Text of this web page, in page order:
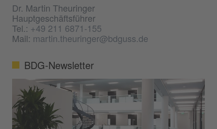
Dr. Martin Theuringer
Hauptgeschäftsführer
Tel.:+49 211 6871-155
Mail: martin.theuringer@bdguss.de
BDG-Newsletter